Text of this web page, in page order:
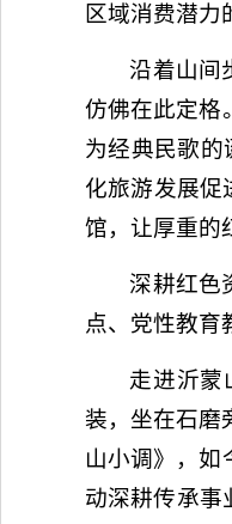
区域消费潜力
沿着山间
仿佛在此定格
为经典民歌的
化旅游发展促
馆，让厚重的
深耕红色
点、党性教育
走进沂蒙
装，坐在石磨
山小调》，如
动深耕传承事